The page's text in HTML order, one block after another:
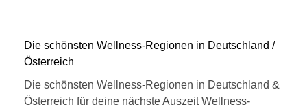
Die schönsten Wellness-Regionen in Deutschland /
Österreich
Die schönsten Wellness-Regionen in Deutschland &
Österreich für deine nächste Auszeit Wellness-